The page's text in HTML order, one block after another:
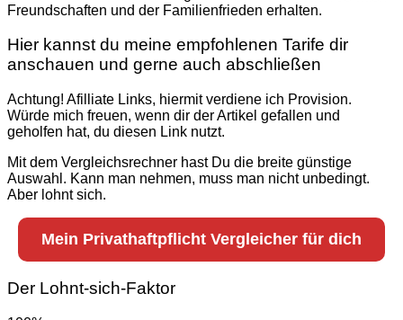
Freundschaften und der Familienfrieden erhalten.
Hier kannst du meine empfohlenen Tarife dir
anschauen und gerne auch abschließen
Achtung! Afilliate Links, hiermit verdiene ich Provision.
Würde mich freuen, wenn dir der Artikel gefallen und
geholfen hat, du diesen Link nutzt.
Mit dem Vergleichsrechner hast Du die breite günstige
Auswahl. Kann man nehmen, muss man nicht unbedingt.
Aber lohnt sich.
Mein Privathaftpflicht Vergleicher für dich
Der Lohnt-sich-Faktor